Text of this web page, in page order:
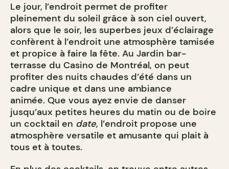
Le jour, l’endroit permet de profiter
pleinement du soleil grâce à son ciel ouvert,
alors que le soir, les superbes jeux d’éclairage
confèrent à l’endroit une atmosphère tamisée
et propice à faire la fête. Au Jardin bar-
terrasse du Casino de Montréal, on peut
profiter des nuits chaudes d’été dans un
cadre unique et dans une ambiance
animée. Que vous ayez envie de danser
jusqu’aux petites heures du matin ou de boire
un cocktail en date, l’endroit propose une
atmosphère versatile et amusante qui plait à
tous et à toutes.